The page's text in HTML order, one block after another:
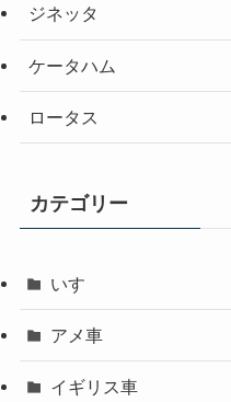
ジネッタ
ケータハム
ロータス
カテゴリー
いすゞ
アメ車
イギリス車